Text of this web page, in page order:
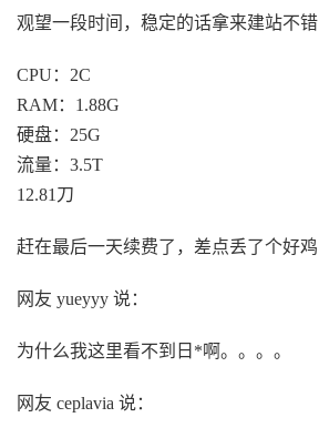
观望一段时间，稳定的话拿来建站不错
CPU：2C
RAM：1.88G
硬盘：25G
流量：3.5T
12.81刀
赶在最后一天续费了，差点丢了个好鸡
网友 yueyyy 说：
为什么我这里看不到日*啊。。。。
网友 ceplavia 说：